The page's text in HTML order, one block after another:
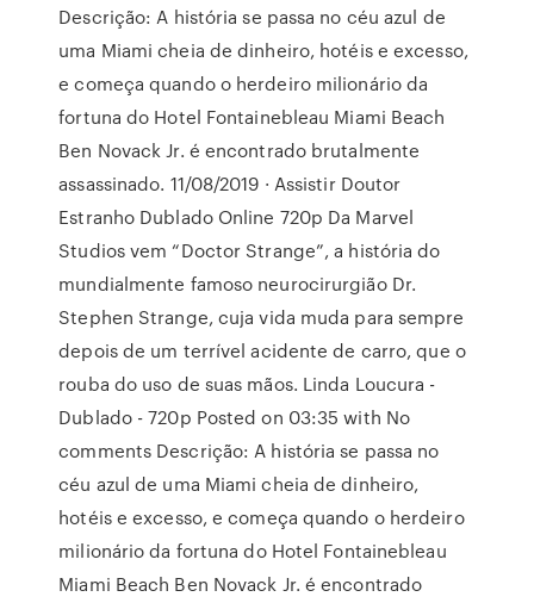
Descrição: A história se passa no céu azul de
uma Miami cheia de dinheiro, hotéis e excesso,
e começa quando o herdeiro milionário da
fortuna do Hotel Fontainebleau Miami Beach
Ben Novack Jr. é encontrado brutalmente
assassinado. 11/08/2019 · Assistir Doutor
Estranho Dublado Online 720p Da Marvel
Studios vem “Doctor Strange”, a história do
mundialmente famoso neurocirurgião Dr.
Stephen Strange, cuja vida muda para sempre
depois de um terrível acidente de carro, que o
rouba do uso de suas mãos. Linda Loucura -
Dublado - 720p Posted on 03:35 with No
comments Descrição: A história se passa no
céu azul de uma Miami cheia de dinheiro,
hotéis e excesso, e começa quando o herdeiro
milionário da fortuna do Hotel Fontainebleau
Miami Beach Ben Novack Jr. é encontrado